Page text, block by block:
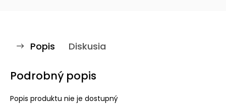
Popis Diskusia
Podrobný popis
Popis produktu nie je dostupný